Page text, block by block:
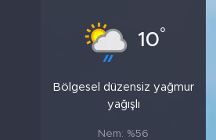
10°
Bölgesel düzensiz yağmur
yağışlı
Nem: %56